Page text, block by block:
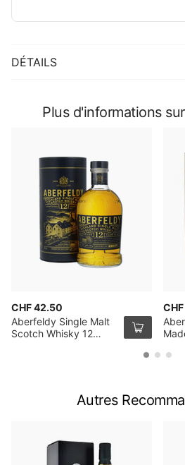
DÉTAILS
Plus d'informations
CHF 42.50
Aberfeldy Single Malt
Scotch Whisky 12
Autres